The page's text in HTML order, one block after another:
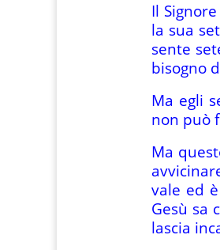
Il
la sua
sente
bisogno
Ma egli
non può
Ma
vale ed
Gesù sa
lascia